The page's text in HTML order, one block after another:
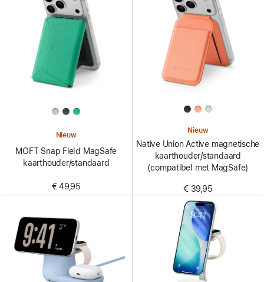
Nieuw
MOFT Snap Field MagSafe
kaarthouder/standaard
€ 49,95
Nieuw
Native Union Active magnetische
kaarthouder/standaard
(compatibel met MagSafe)
€ 39,95